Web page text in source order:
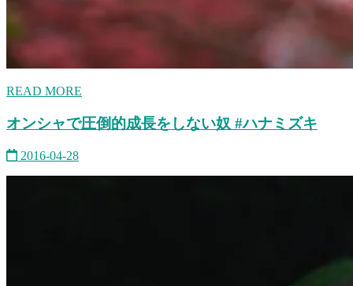
READ MORE
オンシャで圧倒的成長をしない奴 #ハナミズキ
2016-04-28